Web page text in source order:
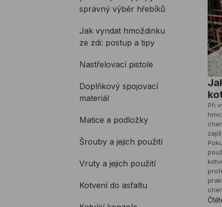
správný výběr hřebíků
Jak vyndat hmoždinku
ze zdi: postup a tipy
Nastřelovací pistole
Doplňkový spojovací
materiál
Matice a podložky
Šrouby a jejich použití
Vruty a jejich použití
Kotvení do asfaltu
Při